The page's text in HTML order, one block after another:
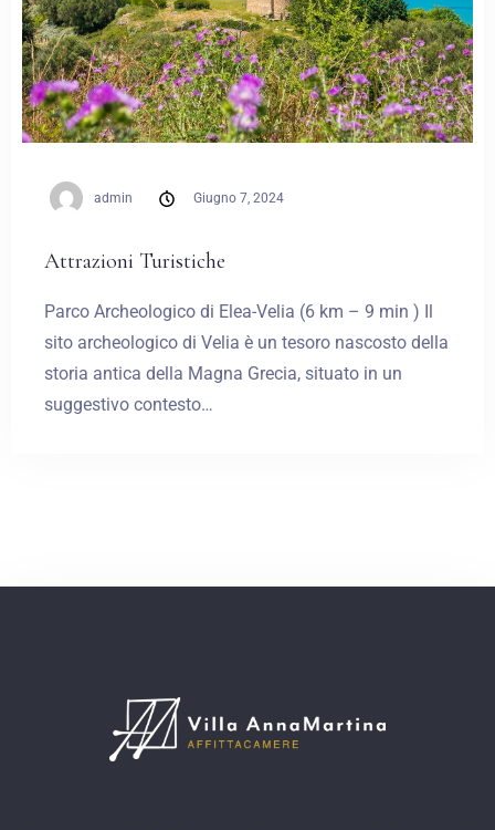
admin Giugno 7, 2024
Attrazioni Turistiche
Parco Archeologico di Elea-Velia (6 km – 9 min ) Il
sito archeologico di Velia è un tesoro nascosto della
storia antica della Magna Grecia, situato in un
suggestivo contesto…
Check-in